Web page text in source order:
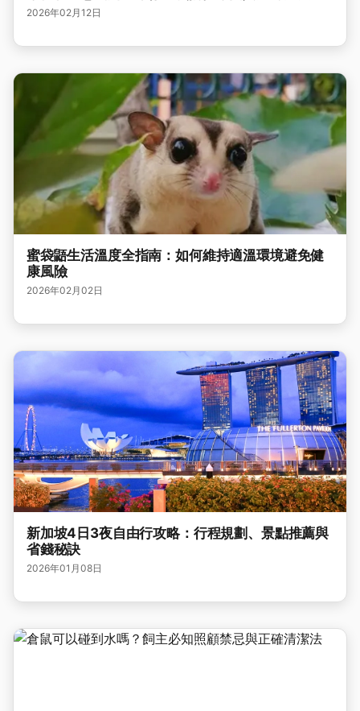
2026年02月12日
蜜袋鼯生活溫度全指南：如何維持適溫環境避免健
康風險
2026年02月02日
新加坡4日3夜自由行攻略：行程規劃、景點推薦與
省錢秘訣
2026年01月08日